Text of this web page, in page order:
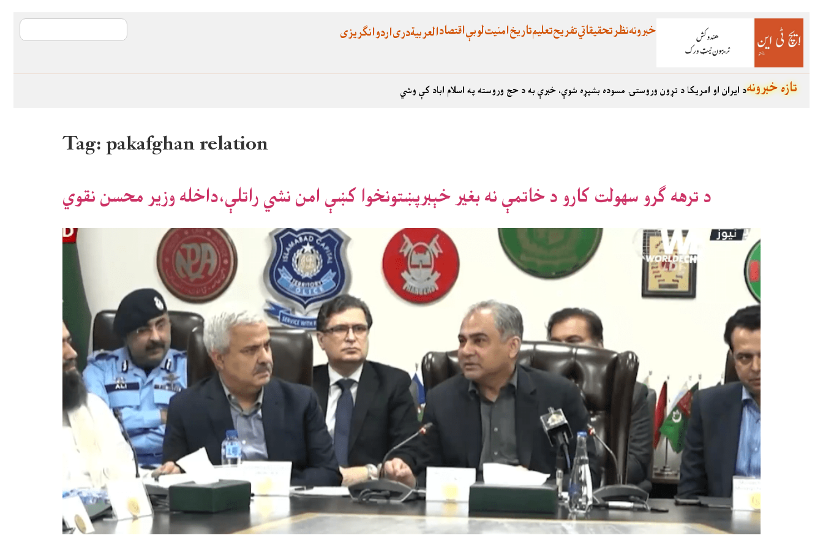
اقتصادلوبېامنیتتاریختعلیمتفریحتحقیقاتينظرخبرونه انگریزیاردودریالعربية
د ایران او امریکا د تړون وروستۍ مسوده بشپړه شوې، خبرې به د حج وروسته په اسلام اباد کې وشيتازه خبرونه
Tag:pakafghan relation
د ترهه ګرو سهولت کارو د خاتمې نه بغير خېبرپښتونخوا کښې امن نشي راتلې،داخله وزير محسن نقوي